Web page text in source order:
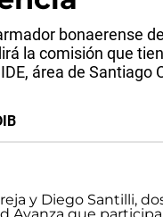
bonaerense
la comisión que
área de Santiago